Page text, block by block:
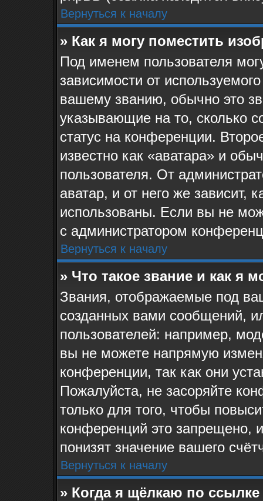
Вернуться к началу
» Как я могу поместить
Под именем пользователя
зависимости от
вашему званию, обычно это
указывающие на то, сколько
статус на конференции.
известно как «аватара» и
пользователя. От
аватар, и от него же зависит,
использованы. Если вы не
с администратором
Вернуться к началу
» Что такое звание и как я
Звания, отображаемые под
созданных вами сообщений,
пользователей: например,
вы не можете напрямую
конференции, так как они
Пожалуйста, не засоряйте
только для того, чтобы
конференций это запрещено,
понизят значение вашего
Вернуться к началу
» Когда я щёлкаю по